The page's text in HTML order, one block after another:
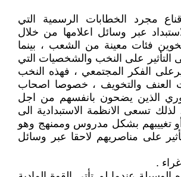
مجرد الخطابات الرسمية التي
عبر وسائل اعلامها من خلال
فئات معينة من الشعب ، بينما
التأثير على النخب والشخصيات التي
الفكر المجتمعي ، فهذه النخب
العنف والتخويف ، خصوصا اصحاب
الذين يضحون بانفسهم من اجل
لذلك تسعى الانظمة الاستبدادية الى
تغييبهم بشكل مدروس وممنهج وهو
على مناصريهم لاحقا عبر وسائل
.